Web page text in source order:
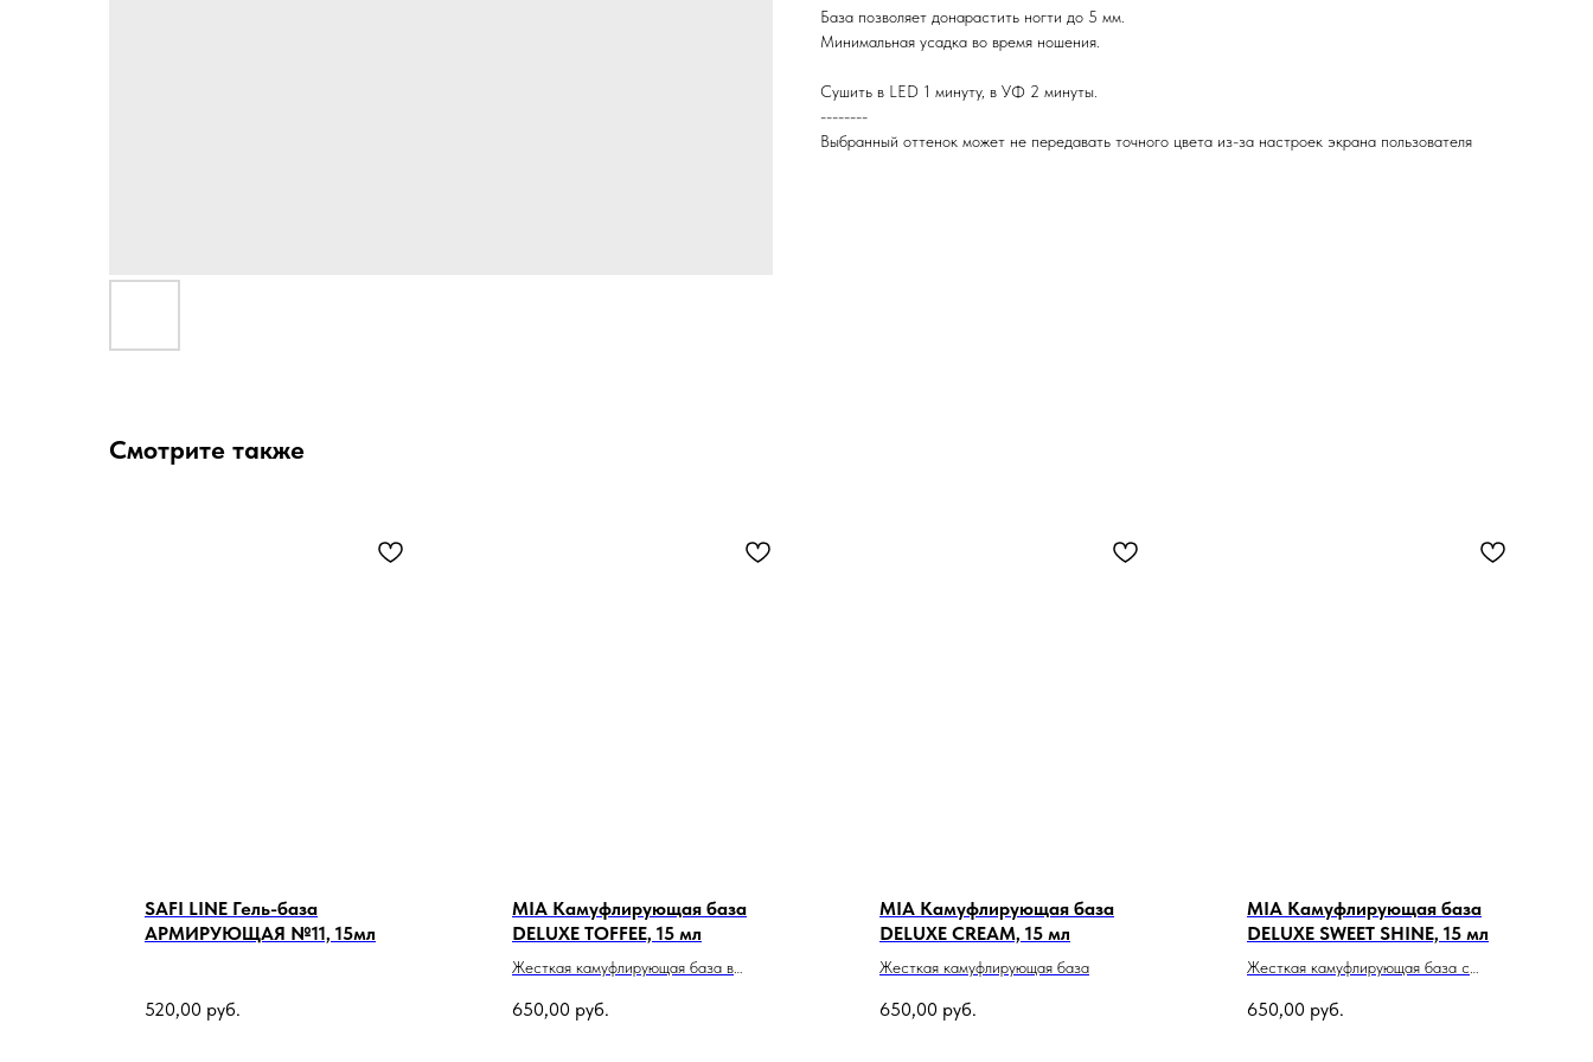
База позволяет донарастить ногти до 5 мм.
Минимальная усадка во время ношения.
Сушить в LED 1 минуту, в УФ 2 минуты.
--------
Выбранный оттенок может не передавать точного цвета из-за настроек экрана пользователя
Смотрите также
SAFI LINE Гель-база
АРМИРУЮЩАЯ №11, 15мл
520,00 руб.
MIA Камуфлирующая база
DELUXE TOFFEE, 15 мл
Жесткая камуфлирующая база в
650,00 руб.
MIA Камуфлирующая база
DELUXE CREAM, 15 мл
Жесткая камуфлирующая база
650,00 руб.
MIA Камуфлирующая база
DELUXE SWEET SHINE, 15 мл
Жесткая камуфлирующая база с
650,00 руб.